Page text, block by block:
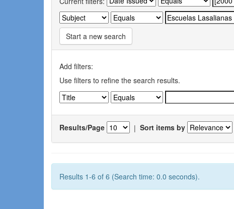
Start a new search
Add filters:
Use filters to refine the search results.
Results/Page | Sort items by
Results 1-6 of 6 (Search time: 0.0 seconds).